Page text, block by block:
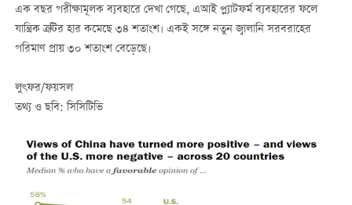
এক বছর পরীক্ষামূলক ব্যবহারে দেখা গেছে, এআই প্ল্যাটফর্ম ব্যবহারের ফলে
যান্ত্রিক ত্রুটির হার কমেছে ৩৪ শতাংশ। একই সঙ্গে নতুন জ্বালানি সরবরাহের
পরিমাণ প্রায় ৩০ শতাংশ বেড়েছে।
লুৎফর/ফয়সল
তথ্য ও ছবি: সিসিটিভি